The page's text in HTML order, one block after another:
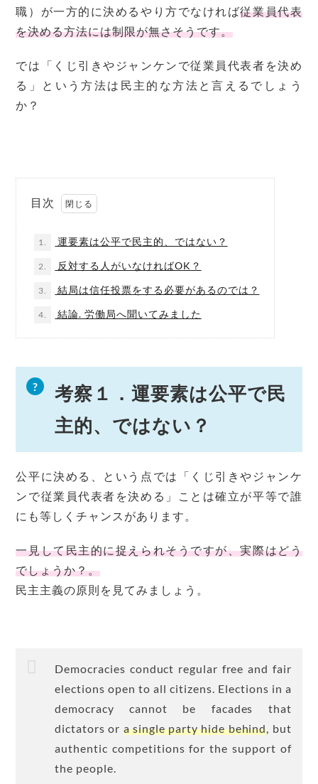
職）が一方的に決めるやり方でなければ従業員代表
を決める方法には制限が無さそうです。
では「くじ引きやジャンケンで従業員代表者を決め
る」という方法は民主的な方法と言えるでしょう
か？
目次
1. 運要素は公平で民主的、ではない？
2. 反対する人がいなければOK？
3. 結局は信任投票をする必要があるのでは？
4. 結論. 労働局へ聞いてみました
考察１．運要素は公平で民
主的、ではない？
公平に決める、という点では「くじ引きやジャンケ
ンで従業員代表者を決める」ことは確立が平等で誰
にも等しくチャンスがあります。
一見して民主的に捉えられそうですが、実際はどう
でしょうか？。
民主主義の原則を見てみましょう。
Democracies conduct regular free and fair
elections open to all citizens. Elections in a
democracy cannot be facades that
dictators or a single party hide behind , but
authentic competitions for the support of
the people.